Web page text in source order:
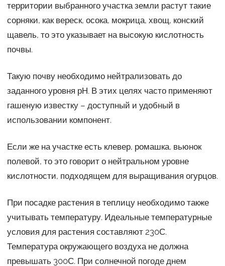
территории выбранного участка земли растут такие
сорняки, как вереск, осока, мокрица, хвощ, конский
щавель, то это указывает на высокую кислотность
почвы.
Такую почву необходимо нейтрализовать до
заданного уровня рН. В этих целях часто применяют
гашеную известку – доступный и удобный в
использовании компонент.
Если же на участке есть клевер, ромашка, вьюнок
полевой, то это говорит о нейтральном уровне
кислотности, подходящем для выращивания огурцов.
При посадке растения в теплицу необходимо также
учитывать температуру. Идеальные температурные
условия для растения составляют 230С.
Температура окружающего воздуха не должна
превышать 300С. При солнечной погоде днем